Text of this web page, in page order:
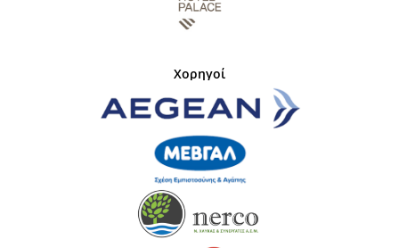
Χορηγοί